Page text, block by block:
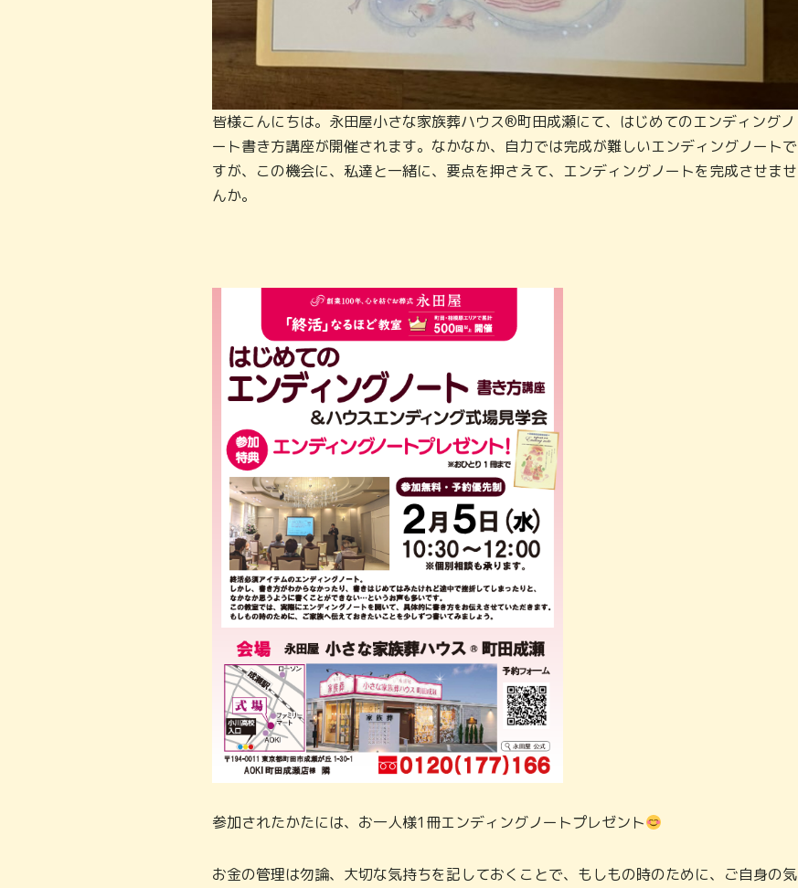
皆様こんにちは。永田屋小さな家族葬ハウス®町田成瀬にて、はじめてのエンディングノ
ート書き方講座が開催されます。なかなか、自力では完成が難しいエンディングノートで
すが、この機会に、私達と一緒に、要点を押さえて、エンディングノートを完成させませ
んか。
参加されたかたには、お一人様1冊エンディングノートプレゼント
お金の管理は勿論、大切な気持ちを記しておくことで、もしもの時のために、ご自身の気